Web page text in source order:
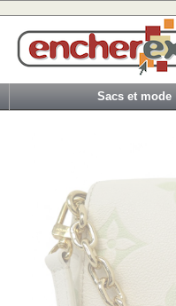
Sacs et mode